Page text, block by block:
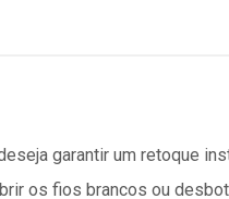
garantir um retoque
os fios brancos ou